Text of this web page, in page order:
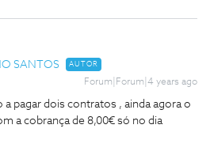
SANTOS AUTOR
Forum|Forum|4 years ago
pagar dois contratos , ainda agora o
a cobrança de 8,00€ só no dia